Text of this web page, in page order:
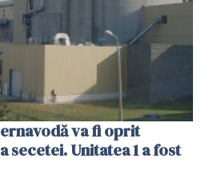
va fi oprit
secetei. Unitatea 1 a fost